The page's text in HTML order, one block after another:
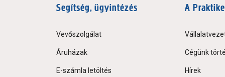
Segítség, ügyintézés
Vevőszolgálat
Áruházak
E-számla letöltés
A
Cégünk
Hírek